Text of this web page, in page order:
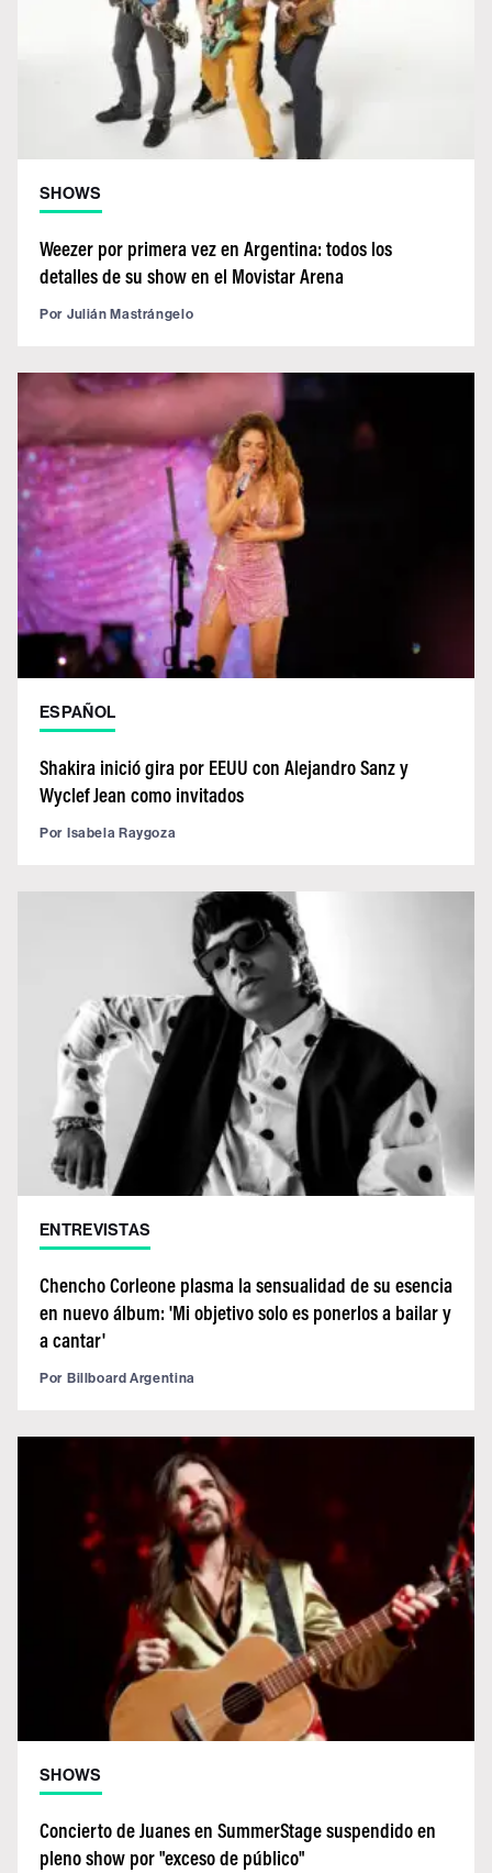
SHOWS
Weezer por primera vez en Argentina: todos los
detalles de su show en el Movistar Arena
Por Julián Mastrángelo
ESPAÑOL
Shakira inició gira por EEUU con Alejandro Sanz y
Wyclef Jean como invitados
Por Isabela Raygoza
ENTREVISTAS
Chencho Corleone plasma la sensualidad de su esencia
en nuevo álbum: 'Mi objetivo solo es ponerlos a bailar y
a cantar'
Por Billboard Argentina
SHOWS
Concierto de Juanes en SummerStage suspendido en
pleno show por "exceso de público"